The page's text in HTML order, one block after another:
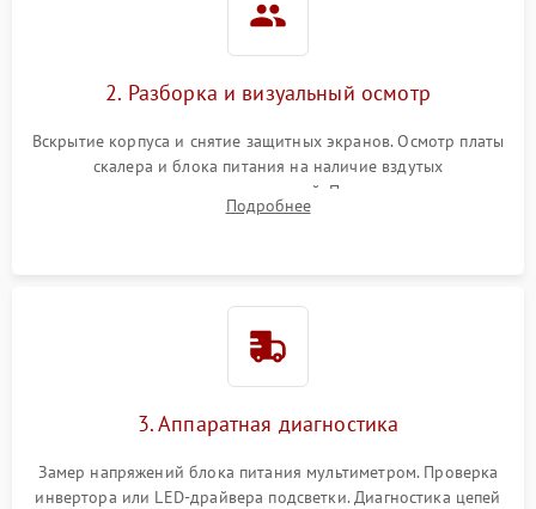
2. Разборка и визуальный осмотр
Вскрытие корпуса и снятие защитных экранов. Осмотр платы
скалера и блока питания на наличие вздутых
конденсаторов, прогаров, окислений. Проверка надежности
контактов и целостности шлейфов матрицы.
Подробнее
3. Аппаратная диагностика
Замер напряжений блока питания мультиметром. Проверка
инвертора или LED-драйвера подсветки. Диагностика цепей